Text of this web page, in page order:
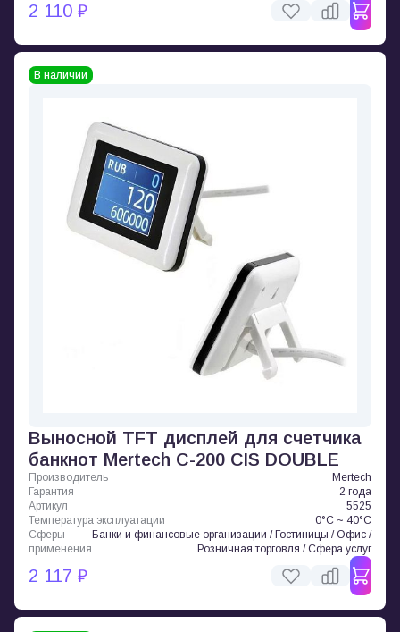
2 110 ₽
В наличии
Выносной TFT дисплей для счетчика
банкнот Mertech C-200 CIS DOUBLE
Производитель
Mertech
Гарантия
2 года
Артикул
5525
Температура эксплуатации
0°C ~ 40°C
Сферы
применения
Банки и финансовые организации / Гостиницы / Офис /
Розничная торговля / Сфера услуг
2 117 ₽